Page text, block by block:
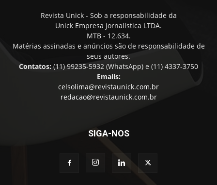
Revista Unick - Sob a responsabilidade da
Unick Empresa Jornalística LTDA.
MTB - 12.634.
Matérias assinadas e anúncios são de responsabilidade de
seus autores.
Contatos: (11) 99235-5932 (WhatsApp) e (11) 4337-3750
Emails:
celsolima@revistaunick.com.br
redacao@revistaunick.com.br
SIGA-NOS